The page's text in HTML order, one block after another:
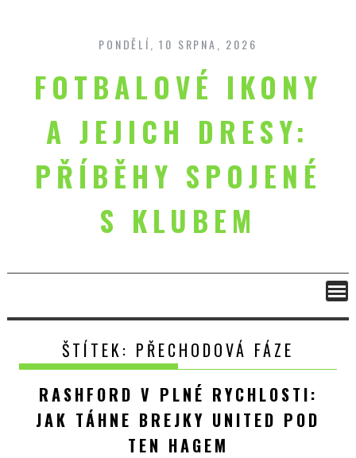
content
PONDĚLÍ, 10 SRPNA, 2026
FOTBALOVÉ IKONY
A JEJICH DRESY:
PŘÍBĚHY SPOJENÉ
S KLUBEM
ŠTÍTEK: PŘECHODOVÁ FÁZE
RASHFORD V PLNÉ RYCHLOSTI:
JAK TÁHNE BREJKY UNITED POD
TEN HAGEM